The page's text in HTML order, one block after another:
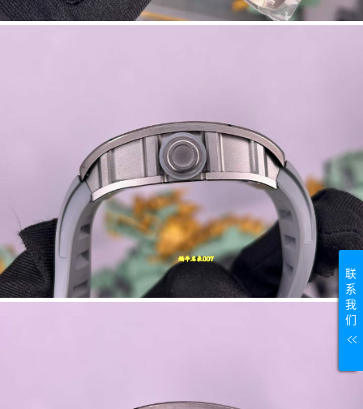
联
系
我
们